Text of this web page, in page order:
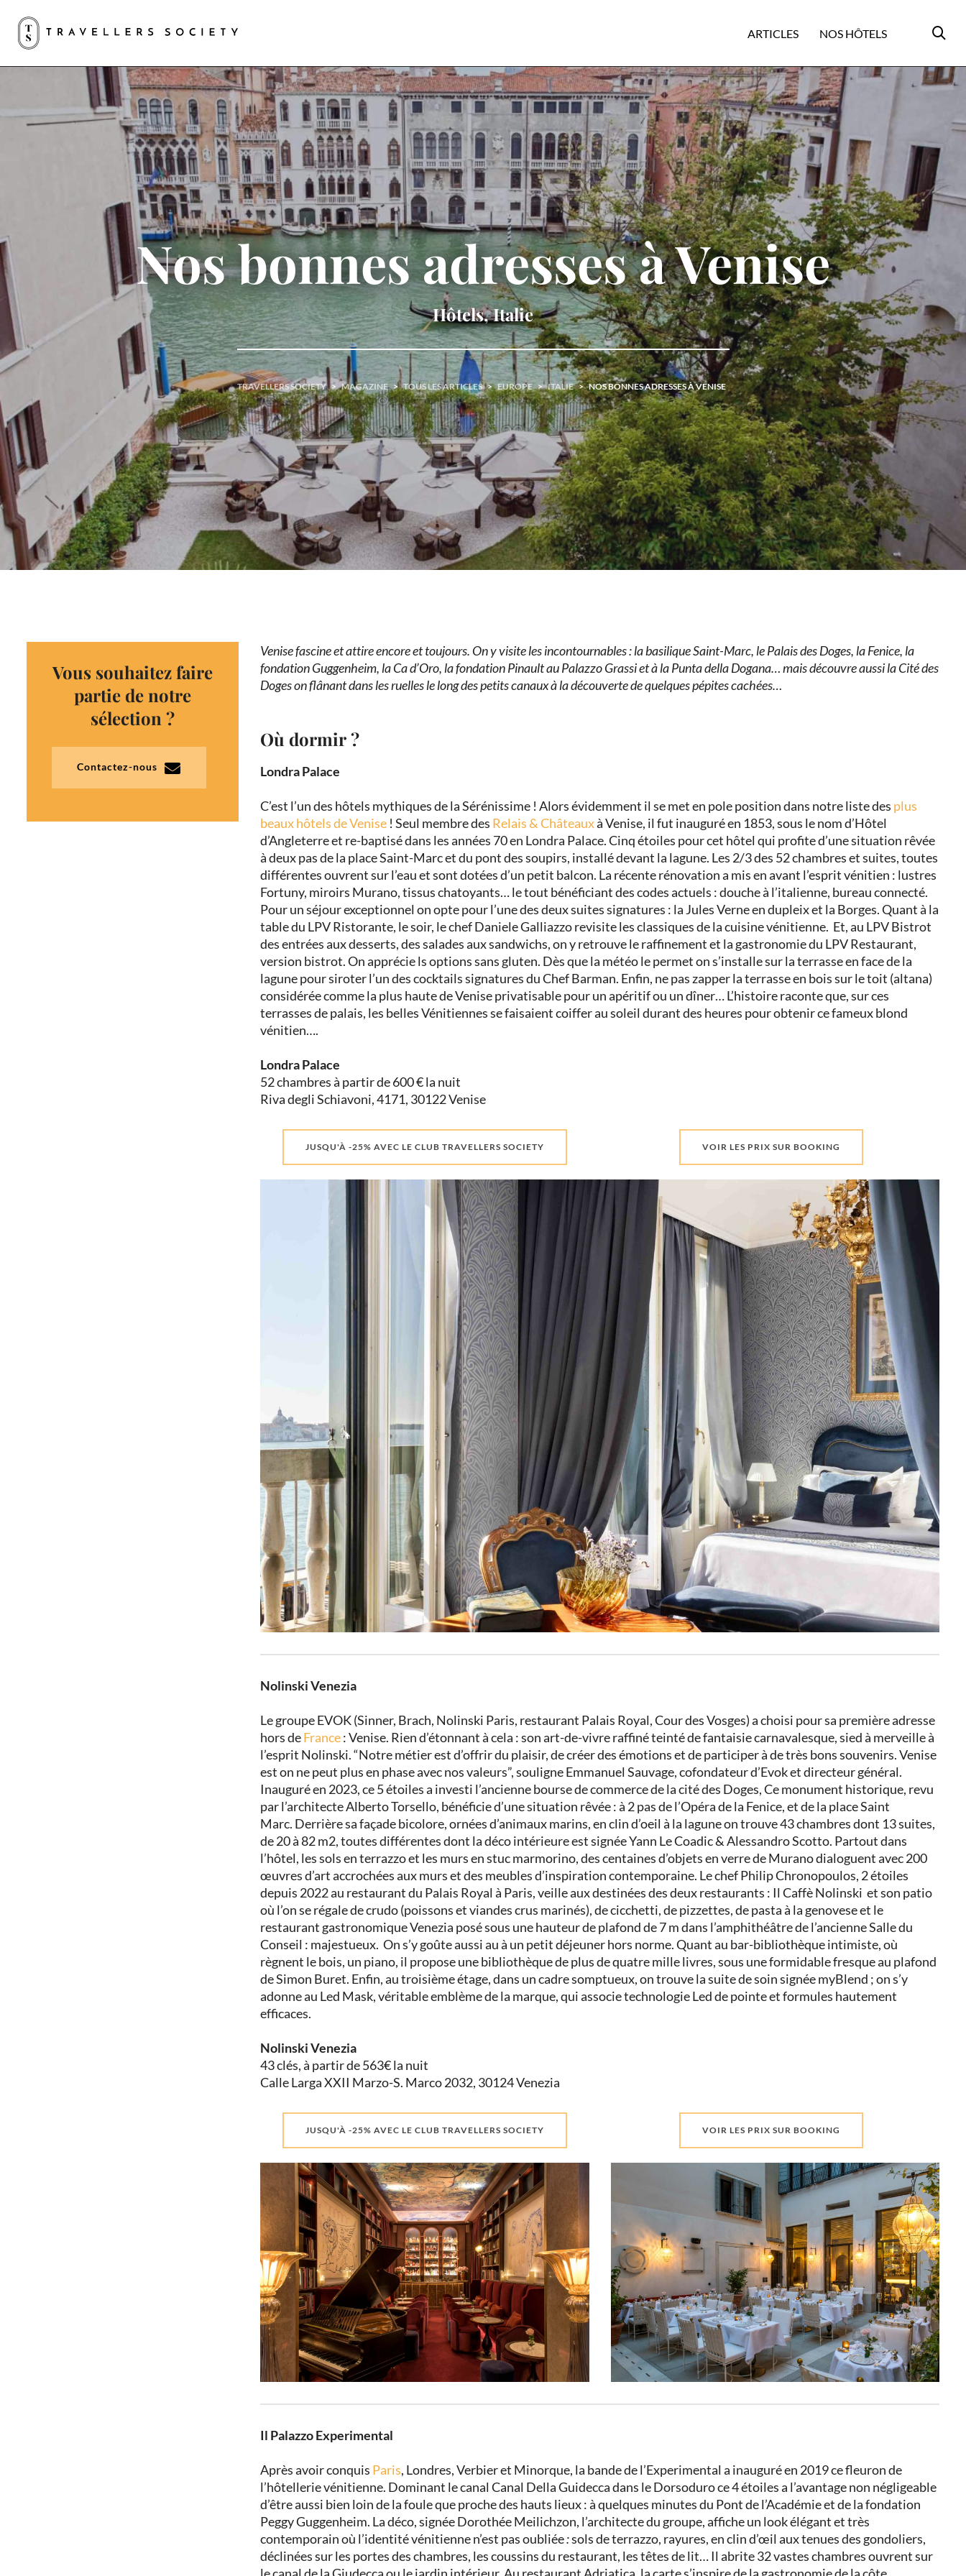
ARTICLES NOS HÔTELS
Nos bonnes adresses à Venise
Hôtels, Italie
TRAVELLERS SOCIETY > MAGAZINE > TOUS LES ARTICLES > EUROPE > ITALIE > NOS BONNES ADRESSES À VENISE
Vous souhaitez faire
partie de notre
sélection ?
Contactez-nous
Venise fascine et attire encore et toujours. On y visite les incontournables : la basilique Saint-Marc, le Palais des Doges, la Fenice, la
fondation Guggenheim, la Ca d’Oro, la fondation Pinault au Palazzo Grassi et à la Punta della Dogana… mais découvre aussi la Cité des
Doges on flânant dans les ruelles le long des petits canaux à la découverte de quelques pépites cachées…
Où dormir ?
Londra Palace
C’est l’un des hôtels mythiques de la Sérénissime ! Alors évidemment il se met en pole position dans notre liste des plus
beaux hôtels de Venise ! Seul membre des Relais & Châteauxà Venise, il fut inauguré en 1853, sous le nom d’Hôtel
d’Angleterre et re-baptisé dans les années 70 en Londra Palace. Cinq étoiles pour cet hôtel qui profite d’une situation rêvée
à deux pas de la place Saint-Marc et du pont des soupirs, installé devant la lagune. Les 2/3 des 52 chambres et suites, toutes
différentes ouvrent sur l’eau et sont dotées d’un petit balcon. La récente rénovation a misen avant l’esprit vénitien : lustres
Fortuny, miroirs Murano, tissus chatoyants… le tout bénéficiant des codes actuels : douche à l’italienne, bureau connecté.
Pour un séjour exceptionnel on optepour l’une desdeux suites signatures : la Jules Verne en dupleix et la Borges. Quant à la
tabledu LPV Ristorante, le soir, le chef Daniele Galliazzo revisite les classiques de la cuisine vénitienne. Et, au LPV Bistrot
des entrées aux desserts, des salades aux sandwichs, on y retrouve le raffinement et la gastronomie du LPV Restaurant,
version bistrot.On apprécie ls options sans gluten. Dès que la météo le permet on s’installe sur la terrasse en face de la
lagune pour siroter l’un des cocktails signatures du Chef Barman. Enfin, ne pas zapper la terrasse en bois sur le toit (altana)
considérée comme la plus haute de Venise privatisable pour un apéritif ou un dîner… L’histoire raconte que, sur ces
terrasses de palais, les belles Vénitiennes se faisaient coiffer au soleil durant des heures pour obtenir ce fameux blond
vénitien….
Londra Palace
52 chambres à partir de 600 € la nuit
Riva degli Schiavoni, 4171, 30122 Venise
JUSQU'À -25% AVEC LE CLUB TRAVELLERS SOCIETY VOIR LES PRIX SUR BOOKING
Nolinski Venezia
Le groupe EVOK(Sinner, Brach, Nolinski Paris, restaurant Palais Royal, Cour des Vosges)a choisi pour sa première adresse
hors deFrance: Venise. Rien d’étonnant à cela : son art-de-vivre raffiné teinté de fantaisie carnavalesque, sied à merveille à
l’esprit Nolinski. “Notre métier est d’offrir du plaisir, de créer des émotions et de participer à de très bons souvenirs. Venise
est on ne peut plus en phase avec nos valeurs”, souligne Emmanuel Sauvage,cofondateur d’Evok et directeur général.
Inauguré en 2023,ce 5 étoiles a investi l’ancienne bourse de commerce de la cité des Doges, Ce monument historique, revu
par l’architecte Alberto Torsello, bénéficie d’une situation rêvée : à 2 pas de l’Opéra de la Fenice, et de la place Saint
Marc. Derrière sa façade bicolore, ornées d’animaux marins, en clin d’oeil à la lagune on trouve43 chambres dont 13 suites,
de 20 à 82 m2, toutes différentes dont la déco intérieure est signée Yann Le Coadic & Alessandro Scotto. Partout dans
l’hôtel, les sols en terrazzo et les murs en stuc marmorino, des centaines d’objets en verre de Murano dialoguent avec 200
œuvres d’art accrochées aux murs et des meubles d’inspiration contemporaine. Lechef Philip Chronopoulos, 2 étoiles
depuis 2022 au restaurant du Palais Royal à Paris, veille aux destinées des deux restaurants : Il Caffè Nolinski et son patio
où l’on se régalede crudo (poissons et viandes crus marinés), de cicchetti, de pizzettes, de pasta à la genoveseet le
restaurant gastronomiqueVenezia posé sous une hauteur de plafond de 7 m dans l’amphithéâtre de l’ancienne Salle du
Conseil : majestueux. On s’y goûte aussi au à un petit déjeuner hors norme. Quant au bar-bibliothèque intimiste, où
règnent le bois, un piano, il propose une bibliothèque de plus de quatre mille livres, sous une formidable fresque au plafond
de Simon Buret. Enfin, au troisième étage, dans un cadre somptueux, on trouve la suite de soin signée myBlend ; on s’y
adonne au Led Mask, véritable emblème de la marque, qui associe technologie Led de pointe et formules hautement
efficaces.
Nolinski Venezia
43 clés, à partir de 563€ la nuit
Calle Larga XXII Marzo-S. Marco 2032, 30124 Venezia
JUSQU'À -25% AVEC LE CLUB TRAVELLERS SOCIETY VOIR LES PRIX SUR BOOKING
Il Palazzo Experimental
Après avoir conquis Paris, Londres, Verbier et Minorque, la bande de l’Experimental a inauguré en 2019 ce fleuron de
l’hôtellerie vénitienne. Dominant le canal Canal Della Guidecca dans le Dorsoduro ce 4 étoiles a l’avantage non négligeable
d’être aussi bien loin de la foule que proche des hauts lieux : à quelques minutes du Pont de l’Académie et de la fondation
Peggy Guggenheim. La déco, signée Dorothée Meilichzon, l’architecte du groupe, affiche un look élégant et très
contemporain où l’identité vénitienne n’est pas oubliée:sols de terrazzo, rayures, en clin d’œil aux tenues des gondoliers,
déclinées sur les portes des chambres, les coussins du restaurant, les têtes de lit… Il abrite 32 vastes chambres ouvrent sur